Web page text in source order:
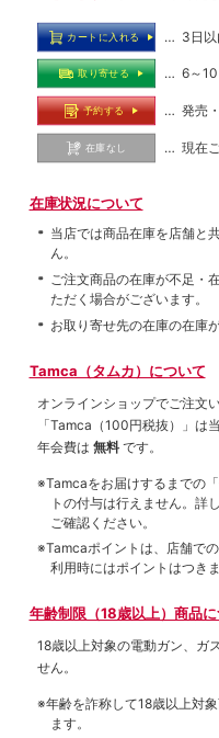
カートに入れる … 3日以
取り寄せる … 6～10
予約する … 発売
在庫なし … 現在
在庫状況について
当店では商品在庫を店舗と
ん。
ご注文商品の在庫が不足・
ただく場合がございます。
お取り寄せ先の在庫の在庫
Tamca（タムカ）について
オンラインショップでご注⽂
「Tamca （100円税抜）
」は
年会費は 無料 です。
※Tamcaをお届けするまでの
トの付与は⾏えません。詳
ご確認ください。
※Tamcaポイントは、店舗で
利用時にはポイントはつき
年齢制限（18歳以上）商品
18歳以上対象の電動ガン、ガ
せん。
※年齢を詐称して18歳以上対
ます。